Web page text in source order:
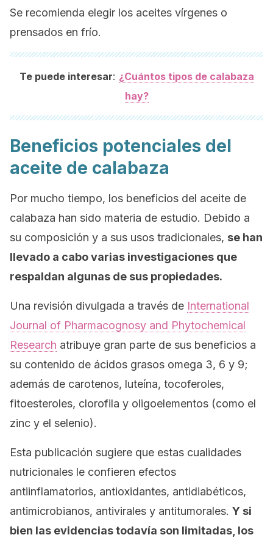
Se recomienda elegir los aceites vírgenes o
prensados en frío.
Te puede interesar: ¿Cuántos tipos de calabaza
hay?
Beneficios potenciales del
aceite de calabaza
Por mucho tiempo, los beneficios del aceite de
calabaza han sido materia de estudio. Debido a
su composición y a sus usos tradicionales, se han
llevado a cabo varias investigaciones que
respaldan algunas de sus propiedades.
Una revisión divulgada a través de International
Journal of Pharmacognosy and Phytochemical
Research atribuye gran parte de sus beneficios a
su contenido de ácidos grasos omega 3, 6 y 9;
además de carotenos, luteína, tocoferoles,
fitoesteroles, clorofila y oligoelementos (como el
zinc y el selenio).
Esta publicación sugiere que estas cualidades
nutricionales le confieren efectos
antiinflamatorios, antioxidantes, antidiabéticos,
antimicrobianos, antivirales y antitumorales. Y si
bien las evidencias todavía son limitadas, los